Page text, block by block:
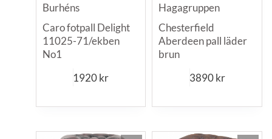
Burhéns
Caro fotpall Delight
11025-71/ekben
No1
1920kr
Hagagruppen
Chesterfield
Aberdeen pall läder
brun
3890kr